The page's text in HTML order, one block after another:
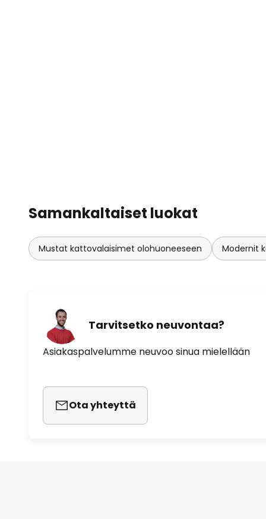
Samankaltaiset luokat
Mustat kattovalaisimet olohuoneeseen Modernit
Tarvitsetko neuvontaa?
Asiakaspalvelumme neuvoo sinua mielellään
Ota yhteyttä